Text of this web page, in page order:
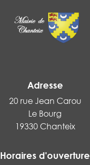
Adresse
20 rue Jean Carou
Le Bourg
19330 Chanteix
Horaires d'ouverture